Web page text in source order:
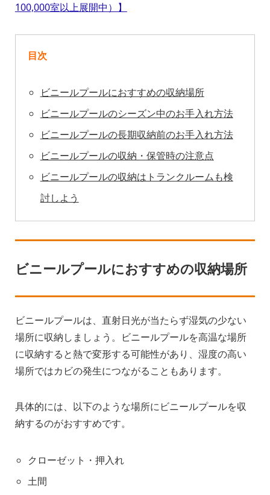
100,000室以上展開中）】
目次
ビニールプールにおすすめの収納場所
ビニールプールのシーズン中のお手入れ方法
ビニールプールの長期収納前のお手入れ方法
ビニールプールの収納・保管時の注意点
ビニールプールの収納はトランクルームも検
討しよう
ビニールプールにおすすめの収納場所
ビニールプールは、直射日光が当たらず湿気の少ない
場所に収納しましょう。ビニールプールを高温な場所
に収納すると熱で変形する可能性があり、湿度の高い
場所ではカビの発生につながることもあります。
具体的には、以下のような場所にビニールプールを収
納するのがおすすめです。
クローゼット・押入れ
土間